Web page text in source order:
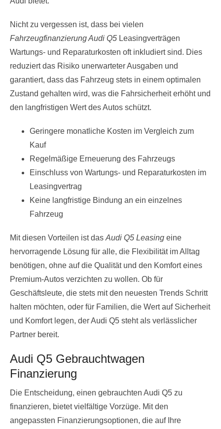
Nicht zu vergessen ist, dass bei vielen
Fahrzeugfinanzierung Audi Q5 Leasingverträgen
Wartungs- und Reparaturkosten oft inkludiert sind. Dies
reduziert das Risiko unerwarteter Ausgaben und
garantiert, dass das Fahrzeug stets in einem optimalen
Zustand gehalten wird, was die Fahrsicherheit erhöht und
den langfristigen Wert des Autos schützt.
Geringere monatliche Kosten im Vergleich zum
Kauf
Regelmäßige Erneuerung des Fahrzeugs
Einschluss von Wartungs- und Reparaturkosten im
Leasingvertrag
Keine langfristige Bindung an ein einzelnes
Fahrzeug
Mit diesen Vorteilen ist das Audi Q5 Leasing eine
hervorragende Lösung für alle, die Flexibilität im Alltag
benötigen, ohne auf die Qualität und den Komfort eines
Premium-Autos verzichten zu wollen. Ob für
Geschäftsleute, die stets mit den neuesten Trends Schritt
halten möchten, oder für Familien, die Wert auf Sicherheit
und Komfort legen, der Audi Q5 steht als verlässlicher
Partner bereit.
Audi Q5 Gebrauchtwagen
Finanzierung
Die Entscheidung, einen gebrauchten Audi Q5 zu
finanzieren, bietet vielfältige Vorzüge. Mit den
angepassten Finanzierungsoptionen, die auf Ihre